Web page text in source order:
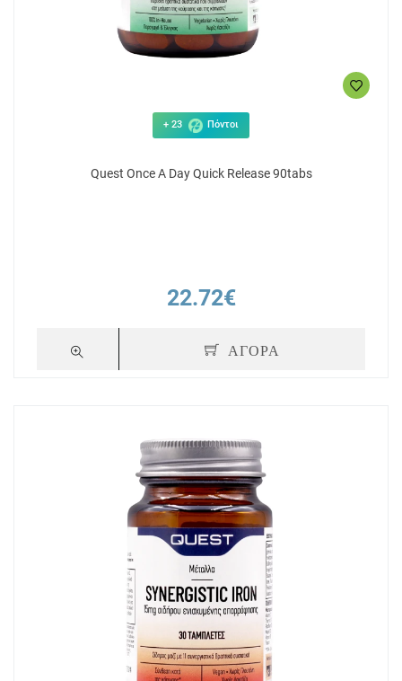
+ 23 Πόντοι
Quest Once A Day Quick Release 90tabs
22.72€
ΑΓΟΡΑ